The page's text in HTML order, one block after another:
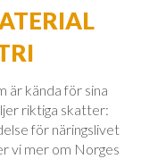
är kända för sina
riktiga skatter:
för näringslivet
vi mer om Norges